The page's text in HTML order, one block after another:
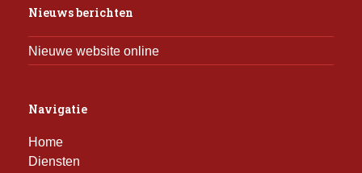
Nieuws berichten
Nieuwe website online
Navigatie
Home
Diensten